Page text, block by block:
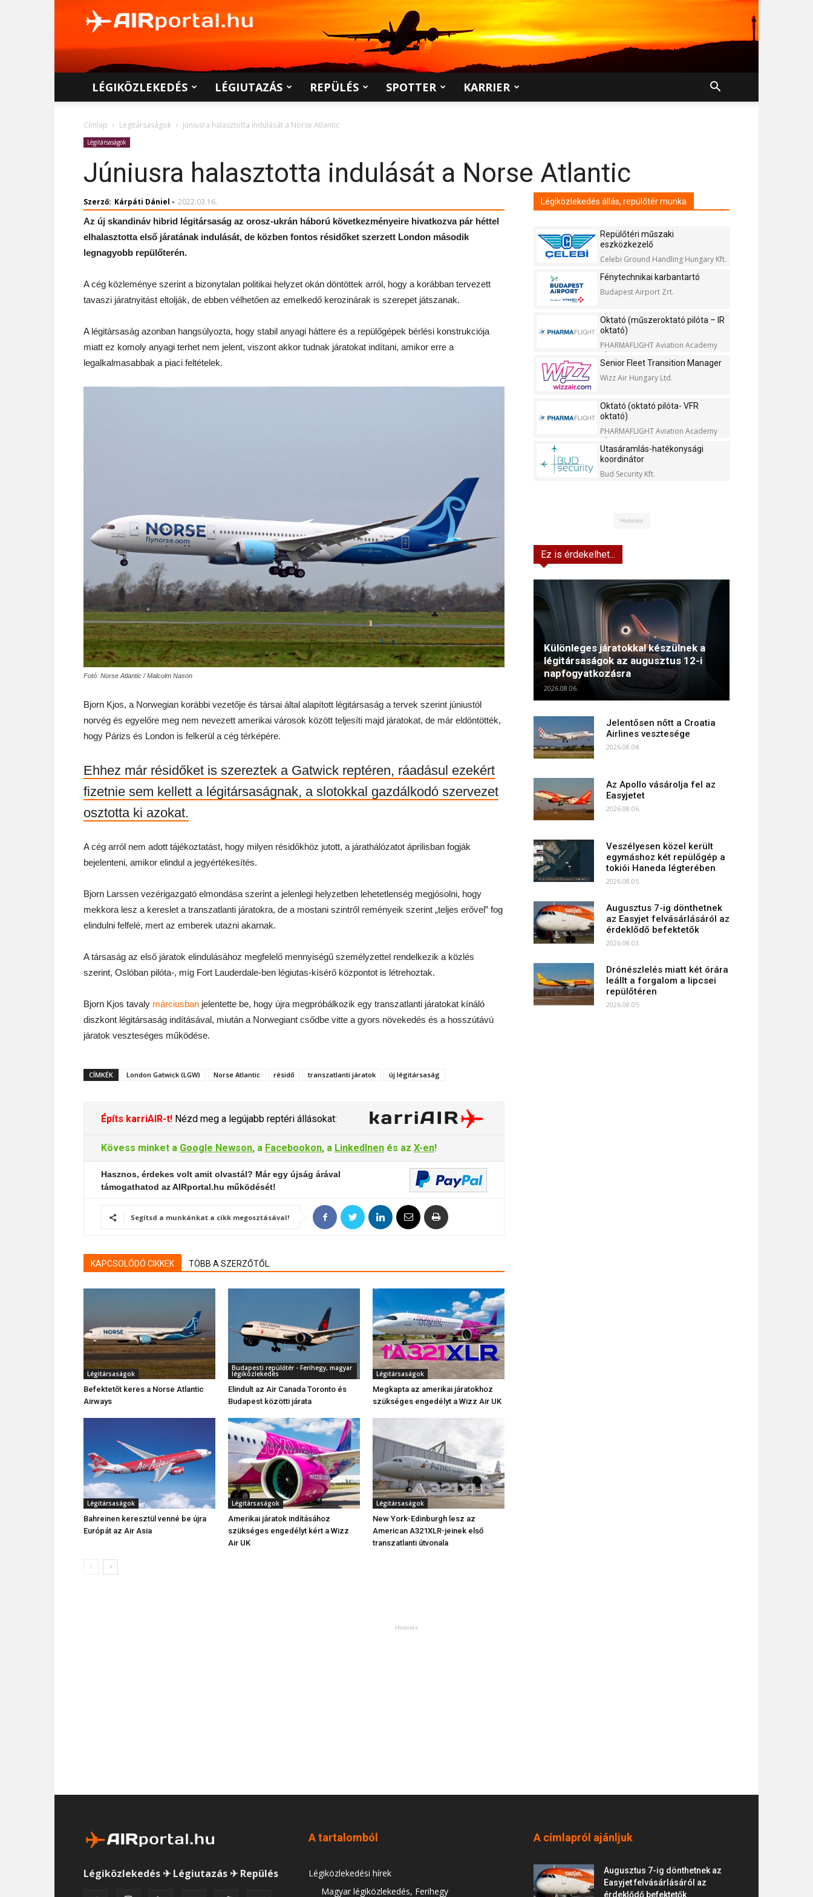
LÉGIKÖZLEKEDÉS LÉGIUTAZÁS REPÜLÉS SPOTTER KARRIER
Címlap Légitársaságok Júniusra halasztotta indulását a Norse Atlantic
Légitársaságok
Júniusra halasztotta indulását a Norse Atlantic
Szerző: Kárpáti Dániel - 2022.03.16.
Az új skandináv hibrid légitársaság az orosz-ukrán háború következményeire hivatkozva pár héttel
elhalasztotta első járatának indulását, de közben fontos résidőket szerzett London második
legnagyobb repülőterén.
A cég közleménye szerint a bizonytalan politikai helyzet okán döntöttek arról, hogy a korábban tervezett
tavaszi járatnyitást eltolják, de ebben vélhetően az emelkedő kerozinárak is szerepet játszanak.
A légitársaság azonban hangsúlyozta, hogy stabil anyagi háttere és a repülőgépek bérlési konstrukciója
miatt ez komoly anyagi terhet nem jelent, viszont akkor tudnak járatokat indítani, amikor erre a
legalkalmasabbak a piaci feltételek.
Fotó: Norse Atlantic / Malcolm Nason
Bjorn Kjos, a Norwegian korábbi vezetője és társai által alapított légitársaság a tervek szerint júniustól
norvég és egyelőre meg nem nevezett amerikai városok között teljesíti majd járatokat, de már eldöntötték,
hogy Párizs és London is felkerül a cég térképére.
Ehhez már résidőket is szereztek a Gatwick reptéren, ráadásul ezekért
fizetnie sem kellett a légitársaságnak, a slotokkal gazdálkodó szervezet
osztotta ki azokat.
A cég arról nem adott tájékoztatást, hogy milyen résidőkhöz jutott, a járathálózatot áprilisban fogják
bejelenteni, amikor elindul a jegyértékesítés.
Bjorn Larssen vezérigazgató elmondása szerint a jelenlegi helyzetben lehetetlenség megjósolni, hogy
mekkora lesz a kereslet a transzatlanti járatokra, de a mostani szintről reményeik szerint „teljes erővel” fog
elindulni felfelé, mert az emberek utazni akarnak.
A társaság az első járatok elindulásához megfelelő mennyiségű személyzettel rendelkezik a közlés
szerint, Oslóban pilóta-, míg Fort Lauderdale-ben légiutas-kísérő központot is létrehoztak.
Bjorn Kjos tavaly márciusban jelentette be, hogy újra megpróbálkozik egy transzatlanti járatokat kínáló
diszkont légitársaság indításával, miután a Norwegiant csődbe vitte a gyors növekedés és a hosszútávú
járatok veszteséges működése.
CÍMKÉK London Gatwick (LGW) Norse Atlantic résidő transzatlanti járatok új légitársaság
Építs karriAIR-t! Nézd meg a legújabb reptéri állásokat:
Kövess minket a Google Newson, a Facebookon, a LinkedInen és az X-en!
Hasznos, érdekes volt amit olvastál? Már egy újság árával
támogathatod az AIRportal.hu működését!
Segítsd a munkánkat a cikk megosztásával!
KAPCSOLÓDÓ CIKKEK TÖBB A SZERZŐTŐL
Légitársaságok
Befektetőt keres a Norse Atlantic
Airways
Budapesti repülőtér - Ferihegy, magyar
légiközlekedés
Elindult az Air Canada Toronto és
Budapest közötti járata
Légitársaságok
Megkapta az amerikai járatokhoz
szükséges engedélyt a Wizz Air UK
Légitársaságok
Bahreinen keresztül venné be újra
Európát az Air Asia
Légitársaságok
Amerikai járatok indításához
szükséges engedélyt kért a Wizz
Air UK
Légitársaságok
New York-Edinburgh lesz az
American A321XLR-jeinek első
transzatlanti útvonala
Légiközlekedés állás, repülőtér munka
Repülőtéri műszaki
eszközkezelő
Celebi Ground Handling Hungary Kft.
Fénytechnikai karbantartó
Budapest Airport Zrt.
Oktató (műszeroktató pilóta – IR
oktató)
PHARMAFLIGHT Aviation Academy
Kft.
Senior Fleet Transition Manager
Wizz Air Hungary Ltd.
Oktató (oktató pilóta- VFR
oktató)
PHARMAFLIGHT Aviation Academy
Kft.
Utasáramlás-hatékonysági
koordinátor
Bud Security Kft.
Hirdetés
Ez is érdekelhet...
Különleges járatokkal készülnek a
légitársaságok az augusztus 12-i
napfogyatkozásra
2026.08.06.
Jelentősen nőtt a Croatia
Airlines vesztesége
2026.08.04.
Az Apollo vásárolja fel az
Easyjetet
2026.08.06.
Veszélyesen közel került
egymáshoz két repülőgép a
tokiói Haneda légterében
2026.08.05.
Augusztus 7-ig dönthetnek
az Easyjet felvásárlásáról az
érdeklődő befektetők
2026.08.03.
Drónészlelés miatt két órára
leállt a forgalom a lipcsei
repülőtéren
2026.08.05.
Hirdetés
Légiközlekedés ✈ Légiutazás ✈ Repülés
A tartalomból
Légiközlekedési hírek
Magyar légiközlekedés, Ferihegy
A címlapról ajánljuk
Augusztus 7-ig dönthetnek az
Easyjet felvásárlásáról az
érdeklődő befektetők